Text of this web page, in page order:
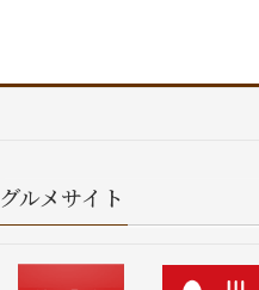
グルメサイト